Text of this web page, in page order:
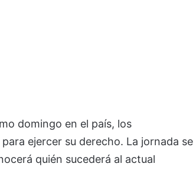
domingo en el país, los
ejercer su derecho. La jornada se
quién sucederá al actual